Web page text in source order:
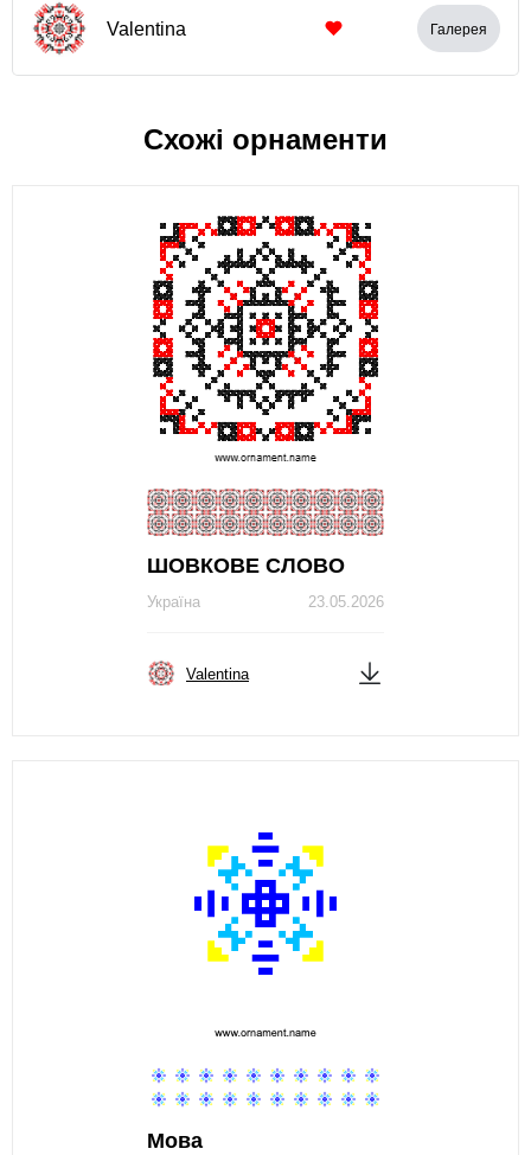
Valentina Галерея
Схожі орнаменти
ШОВКОВЕ СЛОВО
23.05.2026
Україна
Valentina
Мова